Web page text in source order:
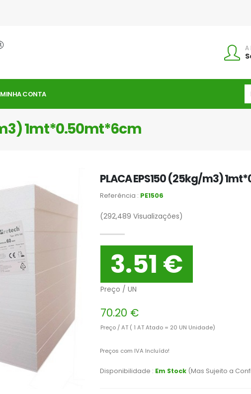
A
CONTA
1mt*0.50mt*6cm
PLACA EPS150 (25kg/m3)
Referência : PE1506
(292,489 Visualizações)
3.51 €
Preço / UN
70.20 €
Preço / AT ( 1 AT Atado = 20 UN Unidade)
Preços com IVA Incluído!
Disponibilidade : Em Stock (Mas Sujeito a